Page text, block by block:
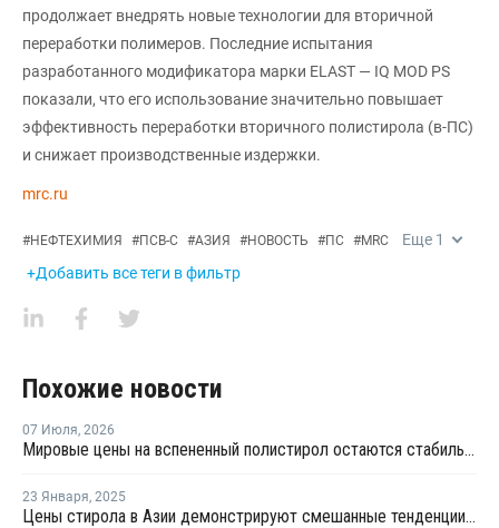
продолжает внедрять новые технологии для вторичной
переработки полимеров. Последние испытания
разработанного модификатора марки ELAST — IQ MOD PS
показали, что его использование значительно повышает
эффективность переработки вторичного полистирола (в-ПС)
и снижает производственные издержки.
mrc.ru
#НЕФТЕХИМИЯ #ПСВ-С #АЗИЯ #НОВОСТЬ #ПС #MRC Еще 1
+Добавить все теги в фильтр
Похожие новости
07 Июля, 2026
Мировые цены на вспененный полистирол остаются стабильными
23 Января, 2025
Цены стирола в Азии демонстрируют смешанные тенденции в январе